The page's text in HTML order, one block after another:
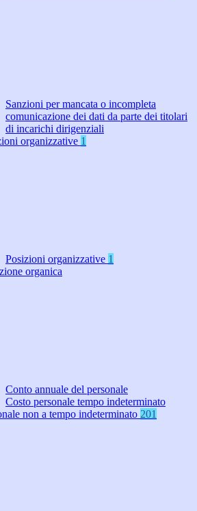
Sanzioni per mancata o incompleta
comunicazione dei dati da parte dei titolari
di incarichi dirigenziali
organizzative 1
Posizioni organizzative 1
organica
Conto annuale del personale
Costo personale tempo indeterminato
non a tempo indeterminato 201